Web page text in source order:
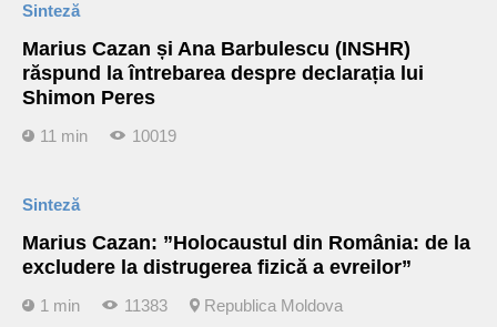
Sinteză
Marius Cazan și Ana Barbulescu (INSHR)
răspund la întrebarea despre declarația lui
Shimon Peres
11 min 10019
Sinteză
Marius Cazan: ”Holocaustul din România: de la
excludere la distrugerea fizică a evreilor”
1 min 11383 Republica Moldova